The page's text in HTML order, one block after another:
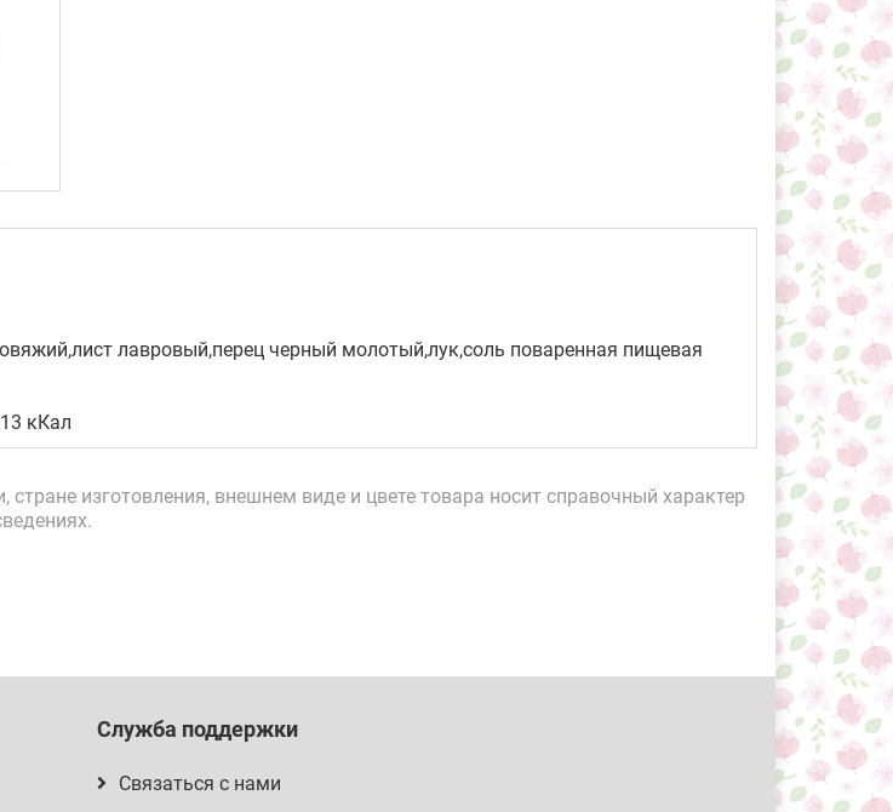
лавровый,перец черный молотый,лук,соль поваренная пищевая
кКал
изготовления, внешнем виде и цвете товара носит справочный характер
Служба поддержки
Связаться с нами